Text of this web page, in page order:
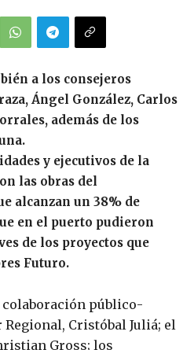
a los consejeros
Ángel González, Carlos
además de los
y ejecutivos de la
las obras del
alcanzan un 38% de
en el puerto pudieron
de los proyectos que
Futuro.
público-
Cristóbal Juliá; el
Gross; los